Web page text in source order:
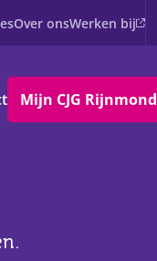
Over onsWerken bij
Mijn CJG Rijnmond